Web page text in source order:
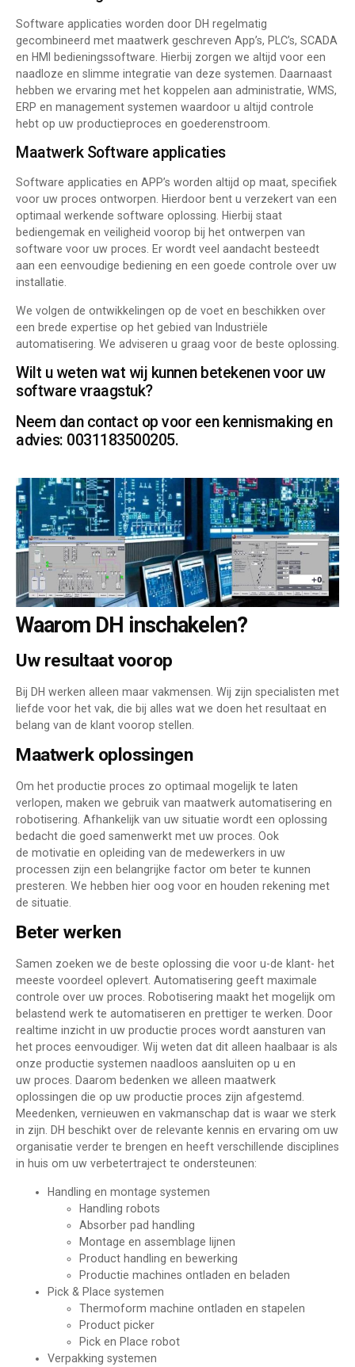
Software applicaties worden door DH regelmatig
gecombineerd met maatwerk geschreven App’s, PLC’s, SCADA
en HMI bedieningssoftware. Hierbij zorgen we altijd voor een
naadloze en slimme integratie van deze systemen. Daarnaast
hebben we ervaring met het koppelen aan administratie, WMS,
ERP en management systemen waardoor u altijd controle
hebt op uw productieproces en goederenstroom.
Maatwerk Software applicaties
Software applicaties en APP’s worden altijd op maat, specifiek
voor uw proces ontworpen. Hierdoor bent u verzekert van een
optimaal werkende software oplossing. Hierbij staat
bediengemak en veiligheid voorop bij het ontwerpen van
software voor uw proces. Er wordt veel aandacht besteedt
aan een eenvoudige bediening en een goede controle over uw
installatie.
We volgen de ontwikkelingen op de voet en beschikken over
een brede expertise op het gebied van Industriële
automatisering. We adviseren u graag voor de beste oplossing.
Wilt u weten wat wij kunnen betekenen voor uw
software vraagstuk?
Neem dan contact op voor een kennismaking en
advies: 0031183500205.
Waarom DH inschakelen?
Uw resultaat voorop
Bij DH werken alleen maar vakmensen. Wij zijn specialisten met
liefde voor het vak, die bij alles wat we doen het resultaat en
belang van de klant voorop stellen.
Maatwerk oplossingen
Om het productie proces zo optimaal mogelijk te laten
verlopen, maken we gebruik van maatwerk automatisering en
robotisering. Afhankelijk van uw situatie wordt een oplossing
bedacht die goed samenwerkt met uw proces. Ook
de motivatie en opleiding van de medewerkers in uw
processen zijn een belangrijke factor om beter te kunnen
presteren. We hebben hier oog voor en houden rekening met
de situatie.
Beter werken
Samen zoeken we de beste oplossing die voor u-de klant- het
meeste voordeel oplevert. Automatisering geeft maximale
controle over uw proces. Robotisering maakt het mogelijk om
belastend werk te automatiseren en prettiger te werken. Door
realtime inzicht in uw productie proces wordt aansturen van
het proces eenvoudiger. Wij weten dat dit alleen haalbaar is als
onze productie systemen naadloos aansluiten op u en
uw proces. Daarom bedenken we alleen maatwerk
oplossingen die op uw productie proces zijn afgestemd.
Meedenken, vernieuwen en vakmanschap dat is waar we sterk
in zijn. DH beschikt over de relevante kennis en ervaring om uw
organisatie verder te brengen en heeft verschillende disciplines
in huis om uw verbetertraject te ondersteunen:
Handling en montage systemen
Handling robots
Absorber pad handling
Montage en assemblage lijnen
Product handling en bewerking
Productie machines ontladen en beladen
Pick & Place systemen
Thermoform machine ontladen en stapelen
Product picker
Pick en Place robot
Verpakking systemen